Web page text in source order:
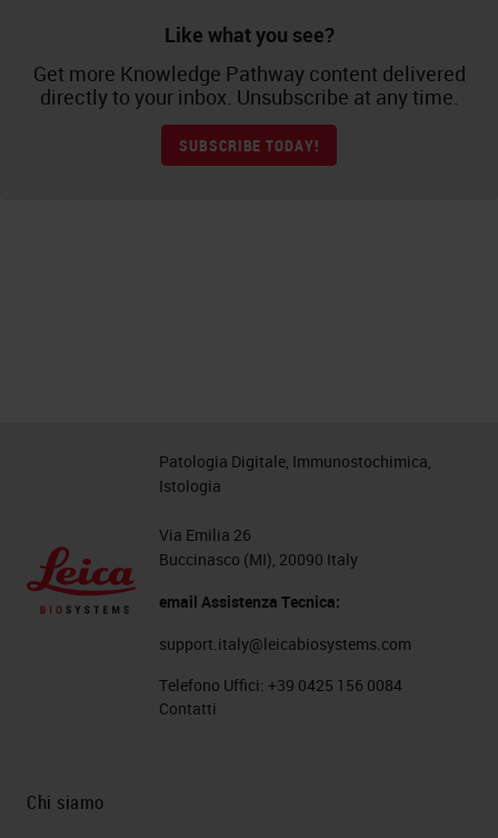
Like what you see?
Get more Knowledge Pathway content delivered
directly to your inbox. Unsubscribe at any time.
SUBSCRIBE TODAY!
Patologia Digitale, Immunostochimica,
Istologia
Via Emilia 26
Buccinasco (MI), 20090 Italy
email Assistenza Tecnica:
support.italy@leicabiosystems.com
Telefono Uffici: +39 0425 156 0084
Contatti
Chi siamo